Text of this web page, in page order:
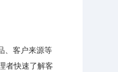
、客户来源等
者快速了解客